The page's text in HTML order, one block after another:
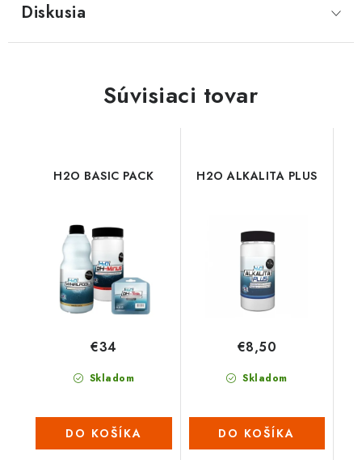
Diskusia
Súvisiaci tovar
H2O BASIC PACK
Skladom
€34
DO KOŠÍKA
H2O ALKALITA PLUS
Skladom
€8,50
DO KOŠÍKA